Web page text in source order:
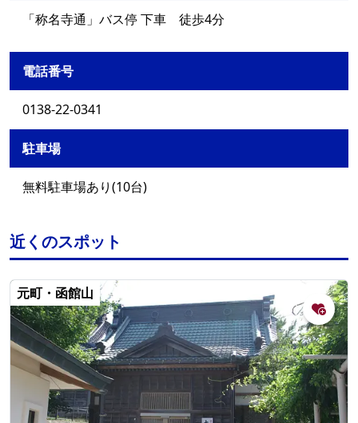
「称名寺通」バス停 下車 徒歩4分
電話番号
0138-22-0341
駐車場
無料駐車場あり(10台)
近くのスポット
元町・函館山